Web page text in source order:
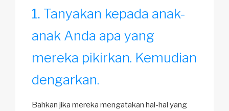
Tanyakan kepada anak-
anak Anda apa yang
mereka pikirkan. Kemudian
dengarkan.
Bahkan jika mereka mengatakan hal-hal yang